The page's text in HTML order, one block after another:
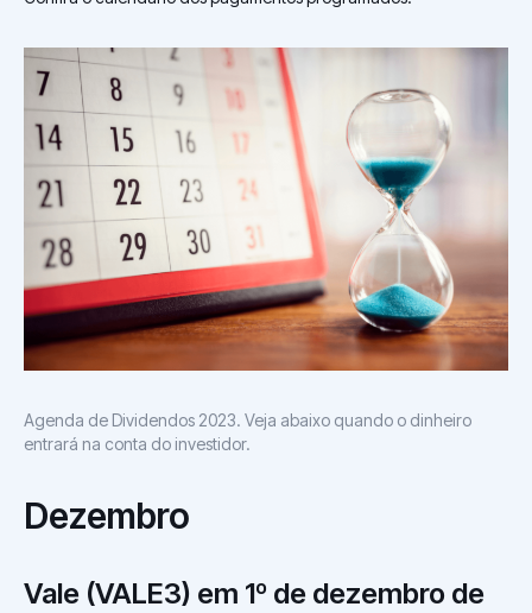
Agenda de Dividendos 2023. Veja abaixo quando o dinheiro
entrará na conta do investidor.
Dezembro
Vale (VALE3) em 1º de dezembro de